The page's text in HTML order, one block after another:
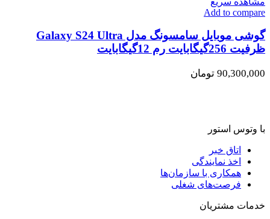
Add to compare
گوشی موبایل سامسونگ مدل Galaxy S24 Ultra
ظرفیت 256گیگابایت رم 12گیگابایت
90,300,000 تومان
با وتوس استور
اتاق خبر
اخذ نمایندگی
همکاری با سازمان‌ها
فرصت‌های شغلی
خدمات مشتریان